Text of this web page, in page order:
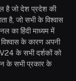
है जो देश प्रदेश की
है, जो सभी के विश्वास
का हिंदी माध्यम में
के कारण अपनी
के सभी दर्शकों को
के सभी प्रकार के